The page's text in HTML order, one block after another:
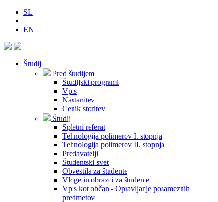
SL
|
EN
Študij
Pred študijem
Študijski programi
Vpis
Nastanitev
Cenik storitev
Študij
Spletni referat
Tehnologija polimerov I. stopnja
Tehnologija polimerov II. stopnja
Predavatelji
Študentski svet
Obvestila za študente
Vloge in obrazci za študente
Vpis kot občan - Opravljanje posameznih
predmetov